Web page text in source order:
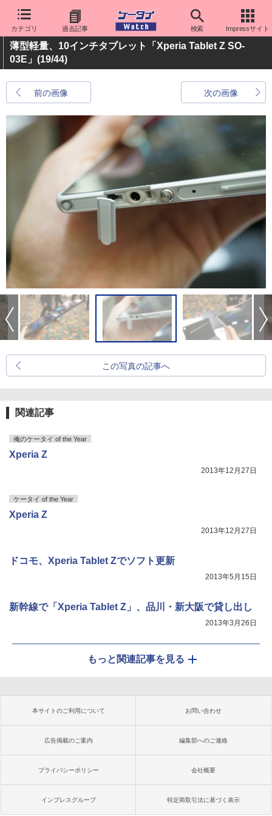
カテゴリ 過去記事 検索 Impressサイト
薄型軽量、10インチタブレット「Xperia Tablet Z SO-
03E」 (19/44)
前の画像 次の画像
この写真の記事へ
関連記事
俺のケータイ of the Year
Xperia Z
2013年12月27日
ケータイ of the Year
Xperia Z
2013年12月27日
ドコモ、Xperia Tablet Zでソフト更新
2013年5月15日
新幹線で「Xperia Tablet Z」、品川・新大阪で貸し出し
2013年3月26日
もっと関連記事を見る
本サイトのご利用について お問い合わせ
広告掲載のご案内 編集部へのご連絡
プライバシーポリシー 会社概要
インプレスグループ 特定商取引法に基づく表示